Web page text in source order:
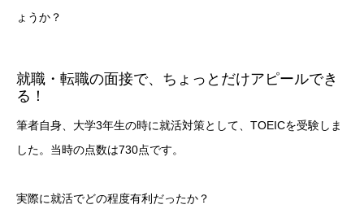
ょうか？
就職・転職の面接で、ちょっとだけアピールでき
る！
筆者自身、大学3年生の時に就活対策として、TOEICを受験しま
した。当時の点数は730点です。
実際に就活でどの程度有利だったか？